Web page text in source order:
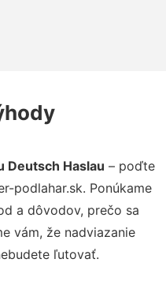
Deutsch Haslau – poďte
podlahar.sk. Ponúkame
a dôvodov, prečo sa
vám, že nadviazanie
ľutovať.